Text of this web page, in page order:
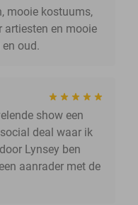
mooie kostuums,
artiesten en mooie
oud.
show een
deal waar ik
Lynsey ben
aanrader met de